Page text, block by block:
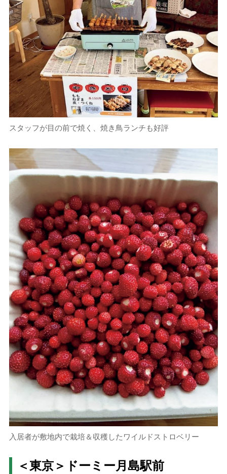
スタッフが目の前で焼く、焼き鳥ランチも好評
入居者が敷地内で栽培＆収穫したワイルドストロベリー
＜東京＞ドーミー月島駅前